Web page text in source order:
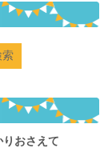
おさえて